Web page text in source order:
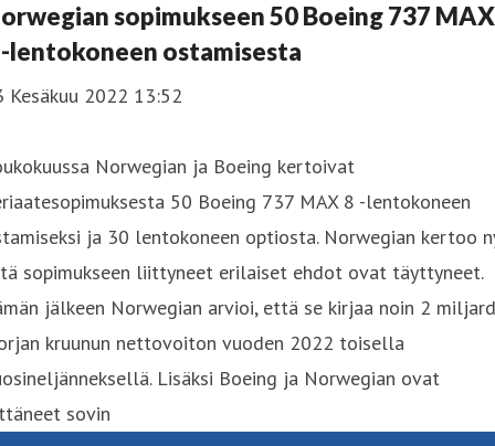
sopimukseen 50 Boeing 737 MAX
lentokoneen ostamisesta
Kesäkuu 2022 13:52
Norwegian ja Boeing kertoivat
50 Boeing 737 MAX 8 -lentokoneen
ja 30 lentokoneen optiosta. Norwegian kertoo
sopimukseen liittyneet erilaiset ehdot ovat täyttyneet.
jälkeen Norwegian arvioi, että se kirjaa noin 2
kruunun nettovoiton vuoden 2022 toisella
Lisäksi Boeing ja Norwegian ovat
sovin